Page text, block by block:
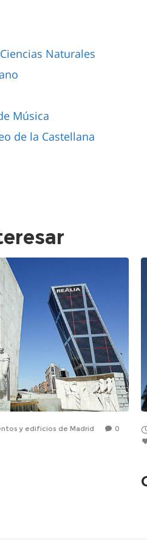
Naturales
Música
de la Castellana
y edificios de Madrid
0